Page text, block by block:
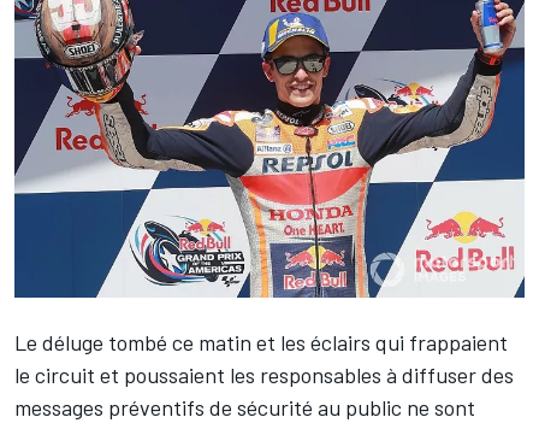
Le déluge tombé ce matin et les éclairs qui frappaient
le circuit et poussaient les responsables à diffuser des
messages préventifs de sécurité au public ne sont